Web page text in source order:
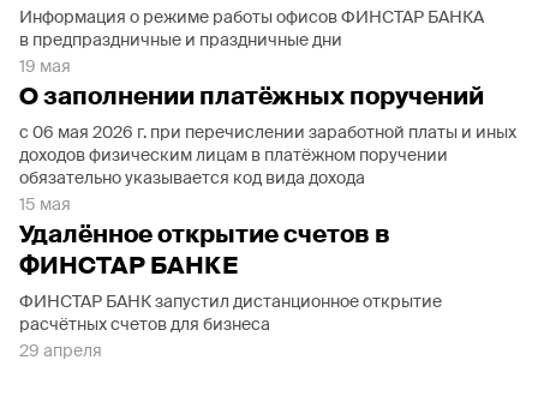
Информация о режиме работы офисов ФИНСТАР БАНКА
в предпраздничные и праздничные дни
19 мая
О заполнении платёжных поручений
с 06 мая 2026 г. при перечислении заработной платы и иных
доходов физическим лицам в платёжном поручении
обязательно указывается код вида дохода
15 мая
Удалённое открытие счетов в
ФИНСТАР БАНКЕ
ФИНСТАР БАНК запустил дистанционное открытие
расчётных счетов для бизнеса
29 апреля